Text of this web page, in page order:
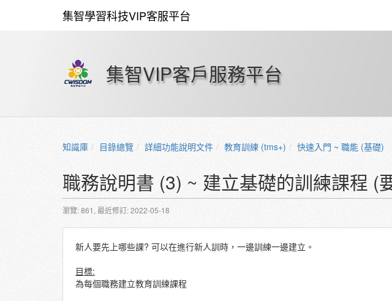
集智學習科技VIP客服平台
集智VIP客戶服務平台
知識庫 目錄總覽 詳細功能說明文件 教育訓練 (tms+) 快速入門 ~ 職能 (基礎)
職務說明書 (3) ~ 建立基礎的訓練課程 (
瀏覽: 861, 最近修訂: 2022-05-18
新人要先上哪些課? 可以在進行新人訓時，一邊訓練一邊建立。
目標:
為每個職務建立教育訓練課程